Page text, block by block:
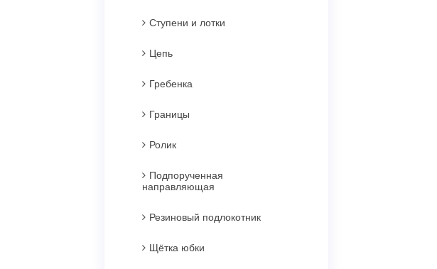
Ступени и лотки
Цепь
Гребенка
Границы
Ролик
Подпорученная
направляющая
Резиновый подлокотник
Щётка юбки